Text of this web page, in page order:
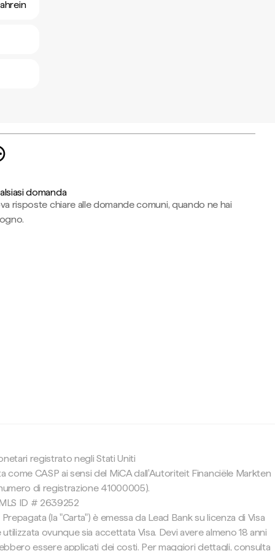
domanda
risposte chiare alle domande comuni, quando ne hai
registrato negli Stati Uniti
come CASP ai sensi del MiCA dall'Autoriteit Financiële Markten
di registrazione 41000005).
ID # 2639252
(la "Carta") è emessa da Lead Bank su licenza di Visa
utilizzata ovunque sia accettata Visa. Devi avere almeno 18 anni
essere applicati dei costi. Per maggiori dettagli, consulta